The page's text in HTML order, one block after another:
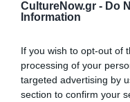
CultureNow.gr - Do
Information
If you wish to opt-out of
processing of your
targeted advertising by
section to confirm your
προσεγγίσουν
ομάδας. Στις
εργαστηρίου «7+1»
σκηνής – ή καλύτερα
Εθνικό Στάδιο